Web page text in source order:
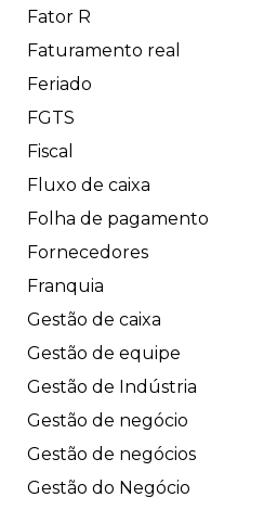
Fator R
Faturamento real
Feriado
FGTS
Fiscal
Fluxo de caixa
Folha de pagamento
Fornecedores
Franquia
Gestão de caixa
Gestão de equipe
Gestão de Indústria
Gestão de negócio
Gestão de negócios
Gestão do Negócio